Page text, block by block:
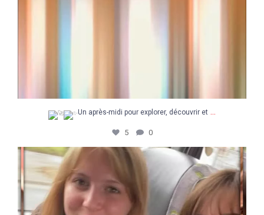
Un après-midi pour explorer, découvrir et ...
5 0
Une super semaine à la découverte du Concours